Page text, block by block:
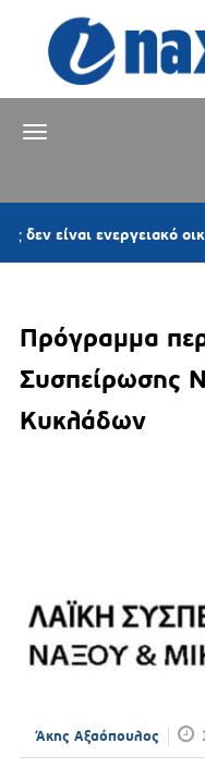
ενεργειακό οικόπεδο»
Πρόγραμμα
Συσπείρωσης
Κυκλάδων
Άκης Αξαόπουλος